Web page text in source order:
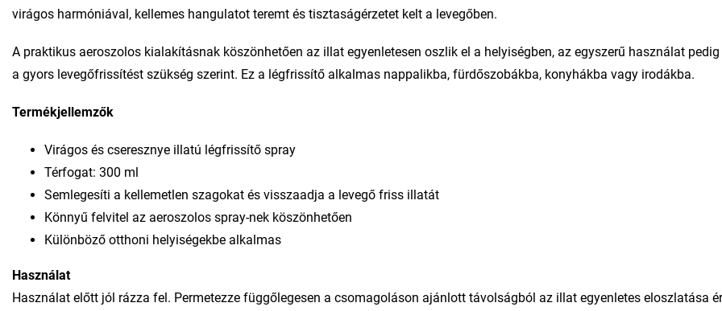
virágos harmóniával, kellemes hangulatot teremt és tisztaságérzetet kelt a levegőben.
A praktikus aeroszolos kialakításnak köszönhetően az illat egyenletesen oszlik el a helyiségben, az egyszerű használat
a gyors levegőfrissítést szükség szerint. Ez a légfrissítő alkalmas nappalikba, fürdőszobákba, konyhákba vagy irodákba.
Termékjellemzők
Virágos és cseresznye illatú légfrissítő spray
Térfogat: 300 ml
Semlegesíti a kellemetlen szagokat és visszaadja a levegő friss illatát
Könnyű felvitel az aeroszolos spray-nek köszönhetően
Különböző otthoni helyiségekbe alkalmas
Használat
Használat előtt jól rázza fel. Permetezze függőlegesen a csomagoláson ajánlott távolságból az illat egyenletes eloszlatása